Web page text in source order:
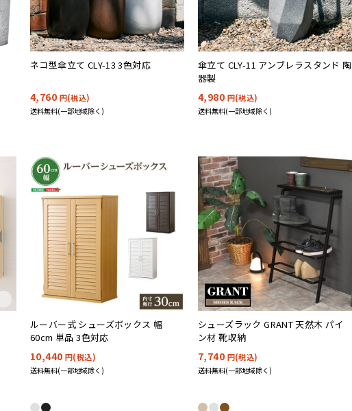
ネコ型傘立て CLY-13 3色対応
4,760 円(税込)
送料無料(一部地域除く)
傘立て CLY-11 アンブレラスタンド 陶
器製
4,980 円(税込)
送料無料(一部地域除く)
ルーバー式 シューズボックス 幅
60cm 単品 3色対応
10,440 円(税込)
送料無料(一部地域除く)
シューズラック GRANT 天然木 パイ
ン材 靴収納
7,740 円(税込)
送料無料(一部地域除く)